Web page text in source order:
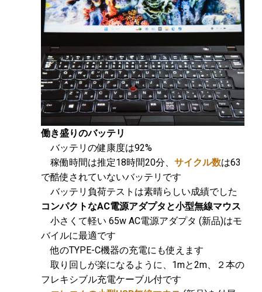
働き盛りのバッテリ
バッテリの健康度は92%
稼働時間は推定18時間20分、 サイクル数は63
で酷使されていないバッテリです
バッテリ負荷テストは素晴らしい成績でした
コンパクトなAC電源アダプタと小型無線マウス
小さくて軽い 65w AC電源アダプタ (新品)はモ
バイルに最適です
他のTYPE-C機器の充電にも使えます
取り回しが楽になるように、1mと2m、２本の
フレキシブル充電ケーブル付です